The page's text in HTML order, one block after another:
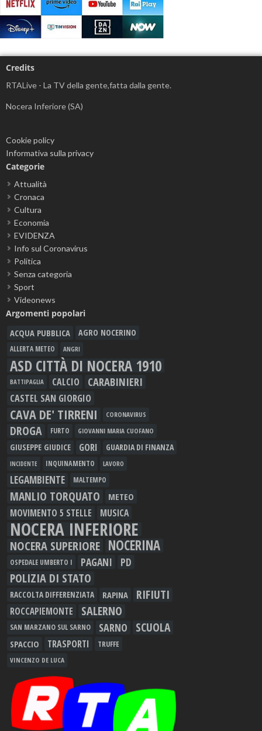
Credits
RTALive - La TV della gente,fatta dalla gente.
Nocera Inferiore (SA)
Cookie policy
Informativa sulla privacy
Categorie
Attualità
Cronaca
Cultura
Economia
EVIDENZA
Info sul Coronavirus
Politica
Senza categoria
Sport
Videonews
Argomenti popolari
ACQUA PUBBLICA AGRO NOCERINO
ALLERTA METEO ANGRI
ASD CITTÀ DI NOCERA 1910
BATTIPAGLIA CALCIO CARABINIERI
CASTEL SAN GIORGIO
CAVA DE' TIRRENI CORONAVIRUS
DROGA FURTO GIOVANNI MARIA CUOFANO
GIUSEPPE GIUDICE GORI GUARDIA DI FINANZA
INCIDENTE INQUINAMENTO LAVORO
LEGAMBIENTE MALTEMPO
MANLIO TORQUATO METEO
MOVIMENTO 5 STELLE MUSICA
NOCERA INFERIORE
NOCERA SUPERIORE NOCERINA
OSPEDALE UMBERTO I PAGANI PD
POLIZIA DI STATO
RACCOLTA DIFFERENZIATA RAPINA RIFIUTI
ROCCAPIEMONTE SALERNO
SAN MARZANO SUL SARNO SARNO SCUOLA
SPACCIO TRASPORTI TRUFFE
VINCENZO DE LUCA